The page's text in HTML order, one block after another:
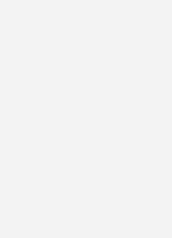
die Friseursalons geschlossen.
sich die Haare selbst zu
Handwerk eine Sache für
Betreiber des Salons
sich deshalb, wieder öffnen zu
Bereits nach dem ersten
um mit einem umfassenden
einen Friseurbesuch
zu ermöglichen. Als weitere